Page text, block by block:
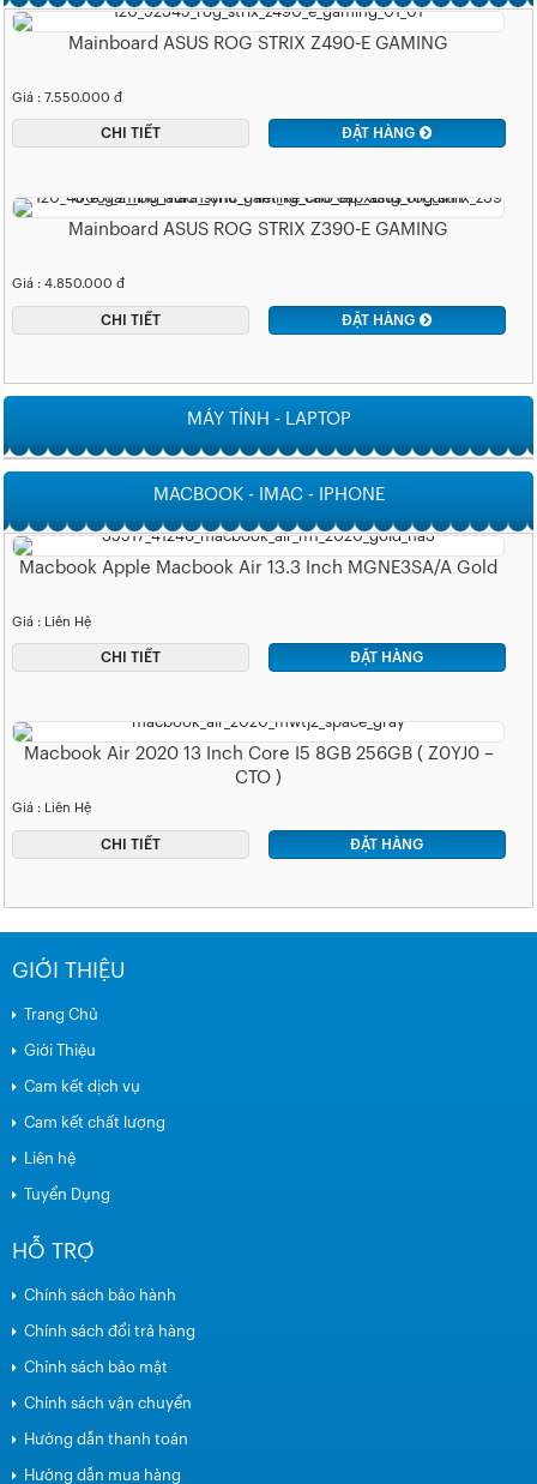
Mainboard ASUS ROG STRIX Z490-E GAMING
Giá : 7.550.000 đ
CHI TIẾT ĐẶT HÀNG
Mainboard ASUS ROG STRIX Z390-E GAMING
Giá : 4.850.000 đ
CHI TIẾT ĐẶT HÀNG
MÁY TÍNH - LAPTOP
MACBOOK - IMAC - IPHONE
Macbook Apple Macbook Air 13.3 Inch MGNE3SA/A Gold
Giá : Liên Hệ
CHI TIẾT ĐẶT HÀNG
Macbook Air 2020 13 Inch Core I5 8GB 256GB ( Z0YJ0 –
CTO )
Giá : Liên Hệ
CHI TIẾT ĐẶT HÀNG
GIỚI THIỆU
Trang Chủ
Giới Thiệu
Cam kết dịch vụ
Cam kết chất lượng
Liên hệ
Tuyển Dụng
HỖ TRỢ
Chính sách bảo hành
Chính sách đổi trả hàng
Chính sách bảo mật
Chính sách vận chuyển
Hướng dẫn thanh toán
Hướng dẫn mua hàng